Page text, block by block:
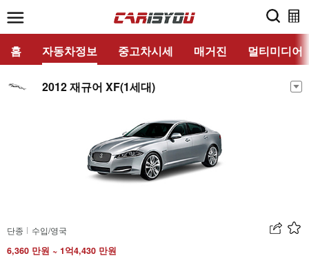
홈 자동차정보 중고차시세 매거진 멀티미디어
2012 재규어 XF(1세대)
단종 수입/영국
6,360 만원 ~ 1억4,430 만원